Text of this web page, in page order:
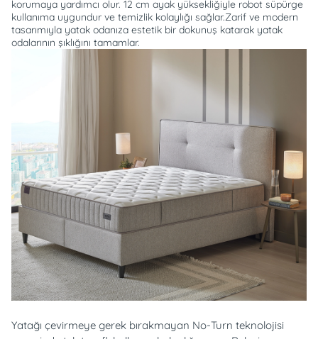
korumaya yardımcı olur. 12 cm ayak yüksekliğiyle robot süpürge
kullanıma uygundur ve temizlik kolaylığı sağlar.Zarif ve modern
tasarımıyla yatak odanıza estetik bir dokunuş katarak yatak
odalarının şıklığını tamamlar.
Yatağı çevirmeye gerek bırakmayan No-Turn teknolojisi